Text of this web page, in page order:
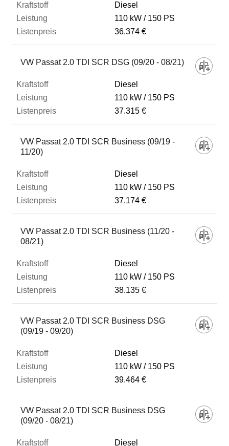
Diesel
110 kW
150 PS
36.374 €
VW Passat 2.0 TDI SCR DSG (09/20 - 08/21)
Diesel
110 kW
150 PS
37.315 €
VW Passat 2.0 TDI SCR Business (09/19 -
11/20)
Diesel
110 kW
150 PS
37.174 €
VW Passat 2.0 TDI SCR Business (11/20 -
08/21)
Diesel
110 kW
150 PS
38.135 €
VW Passat 2.0 TDI SCR Business DSG
(09/19 - 09/20)
Diesel
110 kW
150 PS
39.464 €
VW Passat 2.0 TDI SCR Business DSG
(09/20 - 08/21)
Diesel